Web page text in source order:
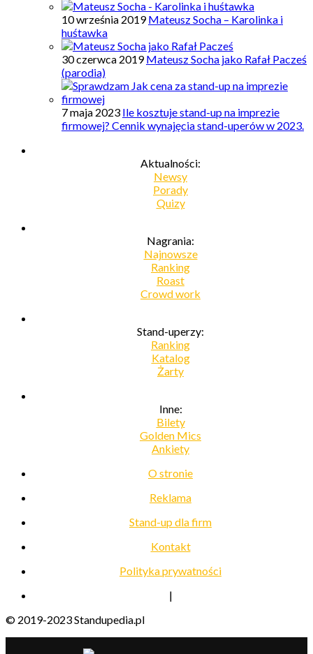
10 września 2019 Mateusz Socha – Karolinka i
huśtawka
30 czerwca 2019 Mateusz Socha jako Rafał Pacześ
(parodia)
7 maja 2023 Ile kosztuje stand-up na imprezie
firmowej? Cennik wynajęcia stand-uperów w 2023.
Aktualności:
Newsy
Porady
Quizy
Nagrania:
Najnowsze
Ranking
Roast
Crowd work
Stand-uperzy:
Ranking
Katalog
Żarty
Inne:
Bilety
Golden Mics
Ankiety
O stronie
Reklama
Stand-up dla firm
Kontakt
Polityka prywatności
|
© 2019-2023 Standupedia.pl